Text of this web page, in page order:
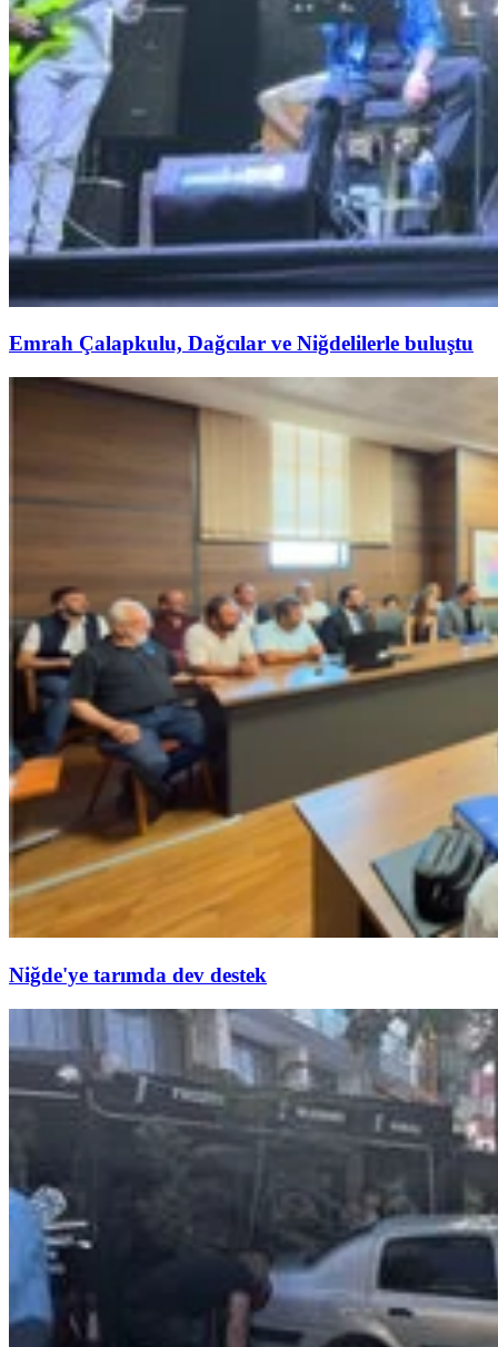
Emrah Çalapkulu, Dağcılar ve Niğdelilerle buluştu
Niğde'ye tarımda dev destek